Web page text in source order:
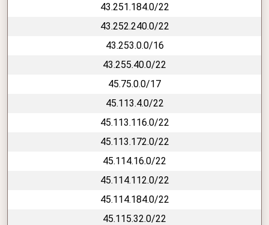
43.251.184.0/22
43.252.240.0/22
43.253.0.0/16
43.255.40.0/22
45.75.0.0/17
45.113.4.0/22
45.113.116.0/22
45.113.172.0/22
45.114.16.0/22
45.114.112.0/22
45.114.184.0/22
45.115.32.0/22